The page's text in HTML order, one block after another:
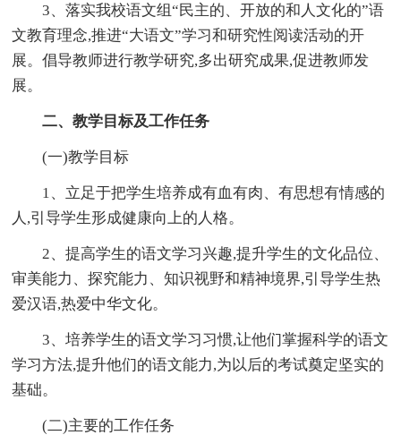
3、落实我校语文组“民主的、开放的和人文化的”语
文教育理念,推进“大语文”学习和研究性阅读活动的开
展。倡导教师进行教学研究,多出研究成果,促进教师发
展。
二、教学目标及工作任务
(一)教学目标
1、立足于把学生培养成有血有肉、有思想有情感的
人,引导学生形成健康向上的人格。
2、提高学生的语文学习兴趣,提升学生的文化品位、
审美能力、探究能力、知识视野和精神境界,引导学生热
爱汉语,热爱中华文化。
3、培养学生的语文学习习惯,让他们掌握科学的语文
学习方法,提升他们的语文能力,为以后的考试奠定坚实的
基础。
(二)主要的工作任务